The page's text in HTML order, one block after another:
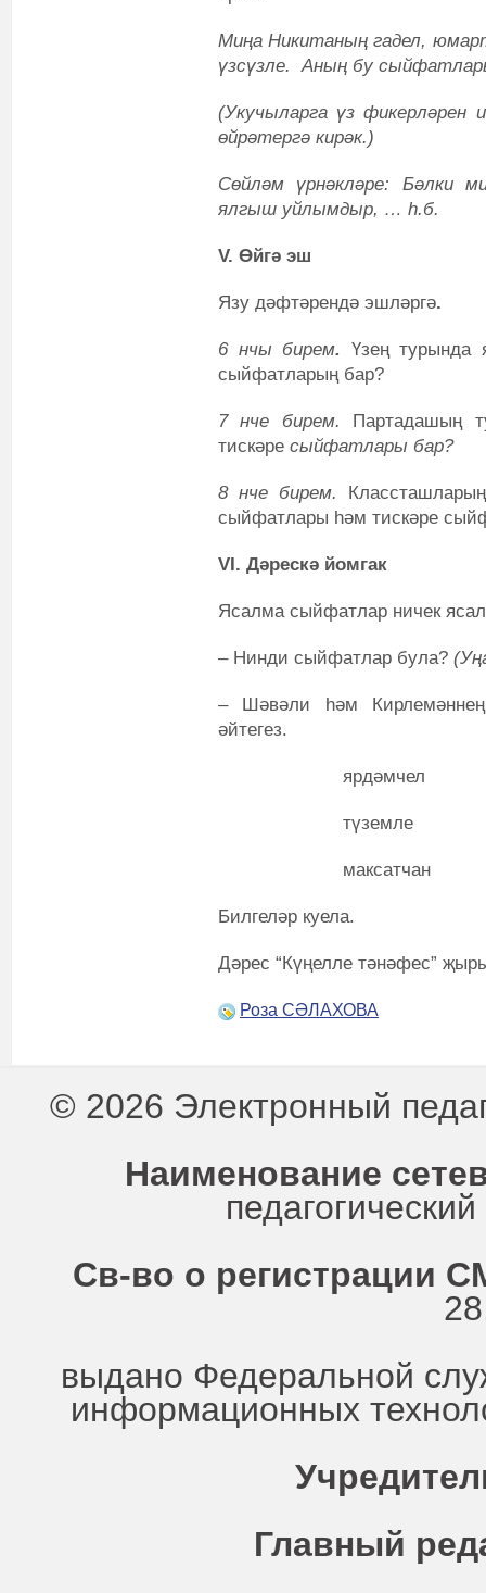
Миңа Никитаның гадел,
үзсүзле. Аның бу
(Укучыларга үз фикерләрен
өйрәтергә кирәк.)
Сөйләм үрнәкләре:
Бәлки
ялгыш уйлымдыр, … һ.б.
V. Өйгә эш
Язу дәфтәрендә эшләргә.
6 нчы бирем. Үзең турында
сыйфатларың бар?
7 нче бирем. Партадашың
тискәре сыйфатлары бар?
8 нче бирем.
сыйфатлары һәм тискәре
VI. Дәрескә йомгак
Ясалма сыйфатлар ничек
‒ Нинди сыйфатлар була?
‒ Шәвәли һәм
әйтегез.
ярдәмчел
түземле
максатчан
Билгеләр куела.
Дәрес “Күңелле тәнәфес”
Роза СӘЛАХОВА
© 2026 Электронный
Наименование
Св-во о регистрации
выдано Федеральной
информационных
Главный